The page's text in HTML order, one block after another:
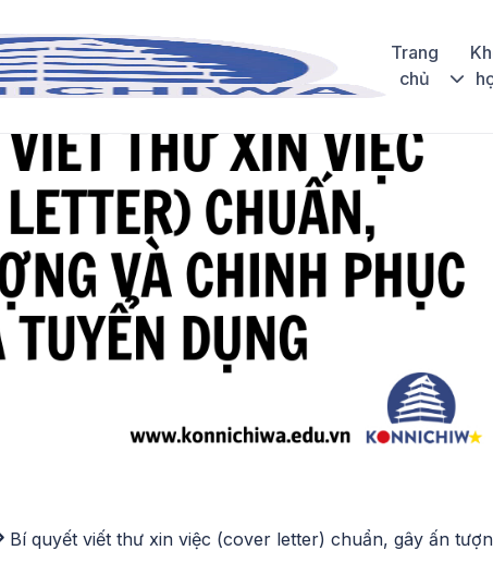
Trang
chủ
Bí quyết viết thư xin việc (cover letter) chuẩn, gây ấn